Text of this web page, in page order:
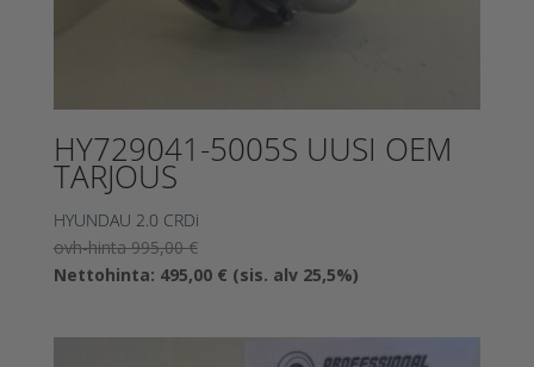
HY729041-5005S UUSI OEM
TARJOUS
HYUNDAU 2.0 CRDi
ovh-hinta995,00€Alkuperäinen
hinta
Nettohinta: 495,00 €Nykyinen
495,00 €.
(sis. alv 25,5%)